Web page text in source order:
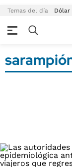
Temas del día Dólar